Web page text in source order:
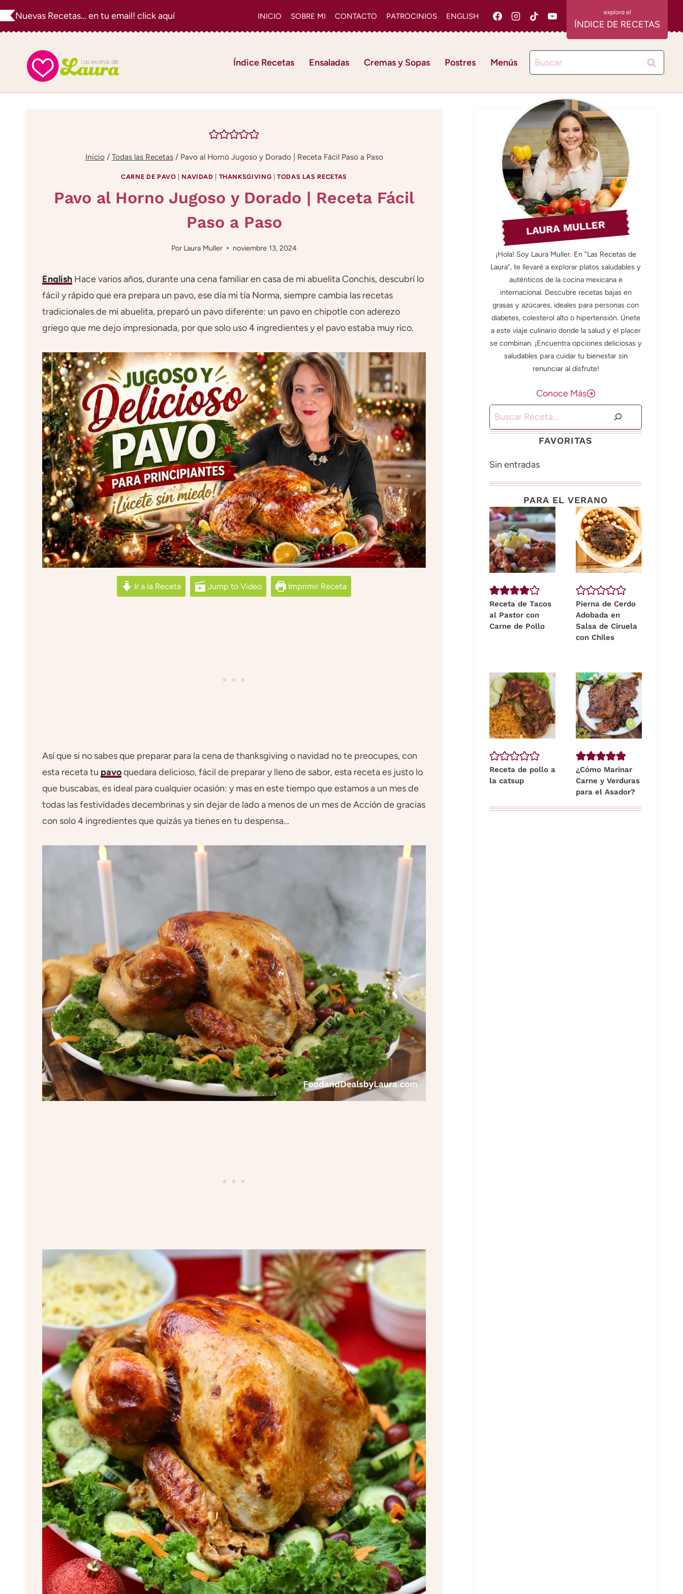
Saltar
al
Nuevas Recetas… en tu email! click aquí INICIO SOBRE MI CONTACTO PATROCINIOS ENGLISH
ÍNDICE DE RECETAS
Índice Recetas Ensaladas Cremas y Sopas Postres Menús Buscar:
Inicio / Todas las Recetas / Pavo al Horno Jugoso y Dorado | Receta Fácil Paso a Paso
CARNE DE PAVO NAVIDAD THANKSGIVING |TODAS LAS RECETAS
Pavo al Horno Jugoso y Dorado | Receta Fácil
Paso a Paso
Por Laura Muller noviembre 13, 2024
English Hace varios años, durante una cena familiar en casa de mi abuelita Conchis, descubrí lo
fácil y rápido que era prepara un pavo, ese día mi tía Norma, siempre cambia las recetas
tradicionales de mi abuelita, preparó un pavo diferente: un pavo en chipotle con aderezo
griego que me dejo impresionada, por que solo uso 4 ingredientes y el pavo estaba muy rico.
Ir a la Receta Jump to Video Imprimir Receta
Así que si no sabes que preparar para la cena de thanksgiving o navidad no te preocupes, con
esta receta tu pavoquedara delicioso, fácil de preparar y lleno de sabor, esta receta es justo lo
que buscabas, es ideal para cualquier ocasión: y mas en este tiempo que estamos a un mes de
todas las festividades decembrinas y sin dejar de lado a menos de un mes de Acción de gracias
con solo 4 ingredientes que quizás ya tienes en tu despensa…
LAURA MULLER
¡Hola! Soy Laura Muller. En “Las Recetas de
Laura”, te llevaré a explorar platos saludables y
auténticos de la cocina mexicana e
internacional. Descubre recetas bajas en
grasas y azúcares, ideales para personas con
diabetes, colesterol alto o hipertensión. Únete
a este viaje culinario donde la salud y el placer
se combinan. ¡Encuentra opciones deliciosas y
saludables para cuidar tu bienestar sin
renunciar al disfrute!
Conoce Más
Buscar
FAVORITAS
Sin entradas
PARA EL VERANO
Receta de Tacos
al Pastor con
Carne de Pollo
Pierna de Cerdo
Adobada en
Salsa de Ciruela
con Chiles
Receta de pollo a
la catsup
¿Cómo Marinar
Carne y Verduras
para el Asador?